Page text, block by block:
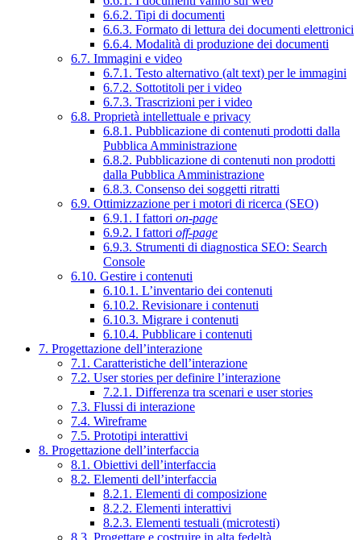
6.6.2. Tipi di documenti
6.6.3. Formato di lettura dei documenti elettronici
6.6.4. Modalità di produzione dei documenti
6.7. Immagini e video
6.7.1. Testo alternativo (alt text) per le immagini
6.7.2. Sottotitoli per i video
6.7.3. Trascrizioni per i video
6.8. Proprietà intellettuale e privacy
6.8.1. Pubblicazione di contenuti prodotti dalla
Pubblica Amministrazione
6.8.2. Pubblicazione di contenuti non prodotti
dalla Pubblica Amministrazione
6.8.3. Consenso dei soggetti ritratti
6.9. Ottimizzazione per i motori di ricerca (SEO)
6.9.1. I fattori on-page
6.9.2. I fattori off-page
6.9.3. Strumenti di diagnostica SEO: Search
Console
6.10. Gestire i contenuti
6.10.1. L’inventario dei contenuti
6.10.2. Revisionare i contenuti
6.10.3. Migrare i contenuti
6.10.4. Pubblicare i contenuti
7. Progettazione dell’interazione
7.1. Caratteristiche dell’interazione
7.2. User stories per definire l’interazione
7.2.1. Differenza tra scenari e user stories
7.3. Flussi di interazione
7.4. Wireframe
7.5. Prototipi interattivi
8. Progettazione dell’interfaccia
8.1. Obiettivi dell’interfaccia
8.2. Elementi dell’interfaccia
8.2.1. Elementi di composizione
8.2.2. Elementi interattivi
8.2.3. Elementi testuali (microtesti)
8.3. Progettare e costruire in alta fedeltà